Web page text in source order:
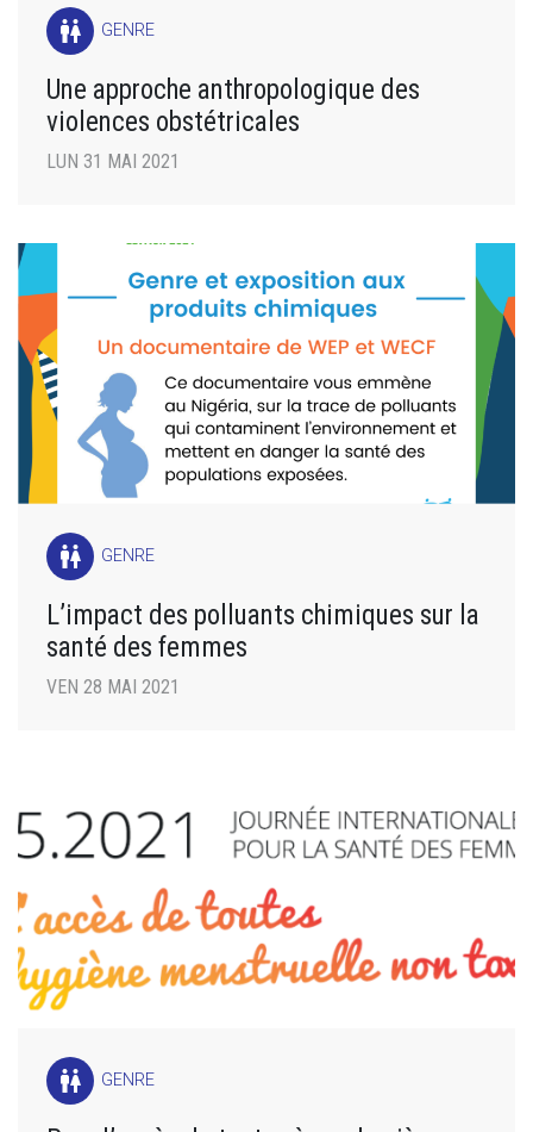
wc GENRE
Une approche anthropologique des
violences obstétricales
LUN 31 MAI 2021
wc GENRE
L’impact des polluants chimiques sur la
santé des femmes
VEN 28 MAI 2021
wc GENRE